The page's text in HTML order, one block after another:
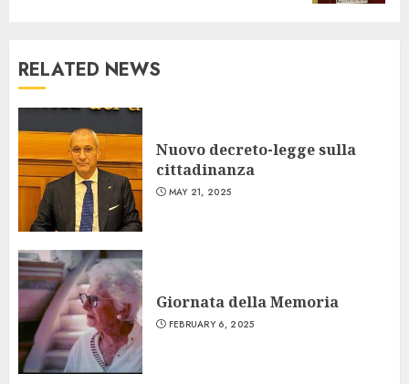
RELATED NEWS
Nuovo decreto-legge sulla
cittadinanza
MAY 21, 2025
Giornata della Memoria
FEBRUARY 6, 2025